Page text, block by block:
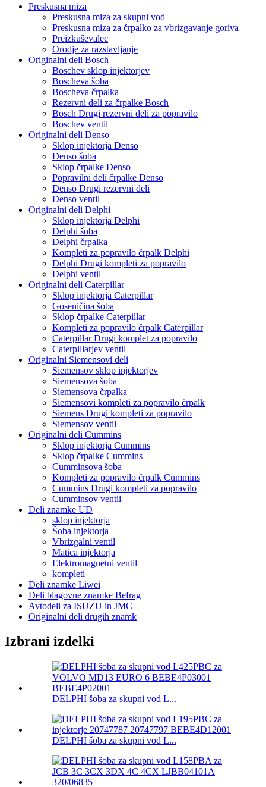
Preskusna miza
Preskusna miza za skupni vod
Preskusna miza za črpalko za vbrizgavanje goriva
Preizkuševalec
Orodje za razstavljanje
Originalni deli Bosch
Boschev sklop injektorjev
Boscheva šoba
Boscheva črpalka
Rezervni deli za črpalke Bosch
Bosch Drugi rezervni deli za popravilo
Boschev ventil
Originalni deli Denso
Sklop injektorja Denso
Denso šoba
Sklop črpalke Denso
Popravilni deli črpalke Denso
Denso Drugi rezervni deli
Denso ventil
Originalni deli Delphi
Sklop injektorja Delphi
Delphi šoba
Delphi črpalka
Kompleti za popravilo črpalk Delphi
Delphi Drugi kompleti za popravilo
Delphi ventil
Originalni deli Caterpillar
Sklop injektorja Caterpillar
Goseničina šoba
Sklop črpalke Caterpillar
Kompleti za popravilo črpalk Caterpillar
Caterpillar Drugi komplet za popravilo
Caterpillarjev ventil
Originalni Siemensovi deli
Siemensov sklop injektorjev
Siemensova šoba
Siemensova črpalka
Siemensovi kompleti za popravilo črpalk
Siemens Drugi kompleti za popravilo
Siemensov ventil
Originalni deli Cummins
Sklop injektorja Cummins
Sklop črpalke Cummins
Cumminsova šoba
Kompleti za popravilo črpalk Cummins
Cummins Drugi kompleti za popravilo
Cumminsov ventil
Deli znamke UD
sklop injektorja
Šoba injektorja
Vbrizgalni ventil
Matica injektorja
Elektromagnetni ventil
kompleti
Deli znamke Liwei
Deli blagovne znamke Befrag
Avtodeli za ISUZU in JMC
Originalni deli drugih znamk
Izbrani izdelki
DELPHI šoba za skupni vod L...
DELPHI šoba za skupni vod L...